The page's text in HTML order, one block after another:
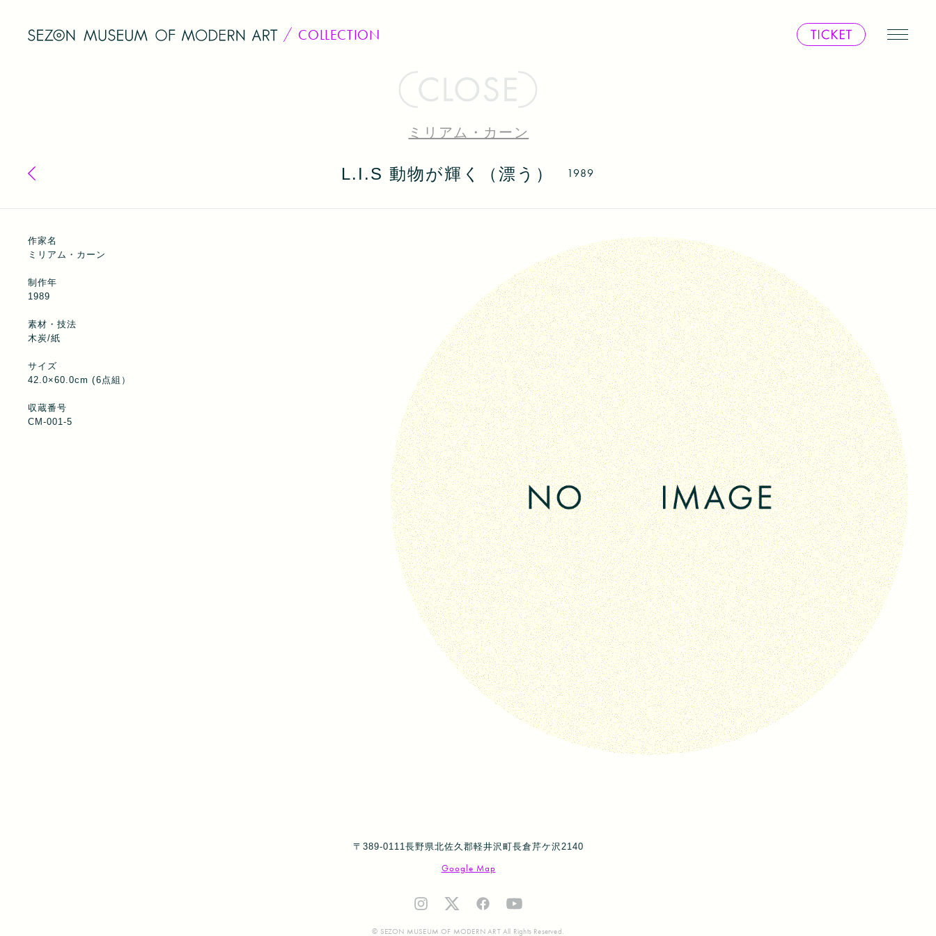
COLLECTION
コレクション一覧へ戻る
ミリアム・カーン
L.I.S 動物が輝く（漂う） 1989
作家名
ミリアム・カーン
制作年
1989
素材・技法
木炭/紙
サイズ
42.0×60.0cm (6点組）
収蔵番号
CM-001-5
〒389-0111長野県北佐久郡軽井沢町長倉芹ケ沢2140
Google Map
© SEZON MUSEUM OF MODERN ART All Rights Reserved.